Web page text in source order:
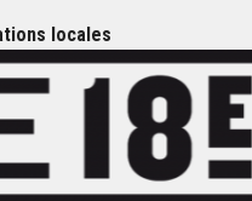
locales